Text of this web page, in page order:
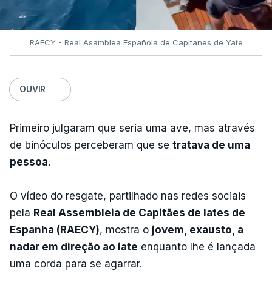
RAECY - Real Asamblea Española de Capitanes de Yate
OUVIR
Primeiro julgaram que seria uma ave, mas através
de binóculos perceberam que se tratava de uma
pessoa.
O vídeo do resgate, partilhado nas redes sociais
pela Real Assembleia de Capitães de Iates de
Espanha (RAECY), mostra o jovem, exausto, a
nadar em direção ao iate enquanto lhe é lançada
uma corda para se agarrar.